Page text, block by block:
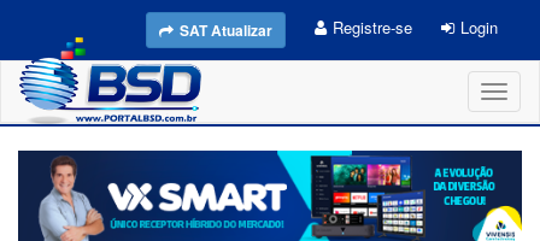
SAT Atualizar Registre-se Login